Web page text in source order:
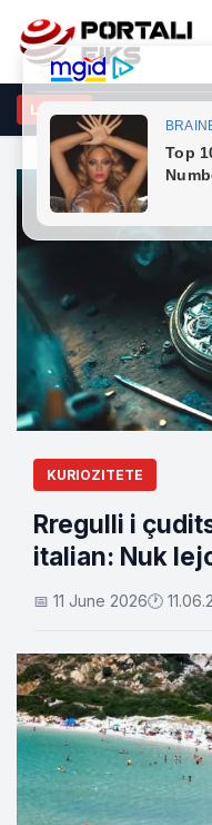
LAJME
protestë para Parlamentit,
KURIOZITETE
Rregulli i
italian: Nuk
📅 11 June 2026🕐